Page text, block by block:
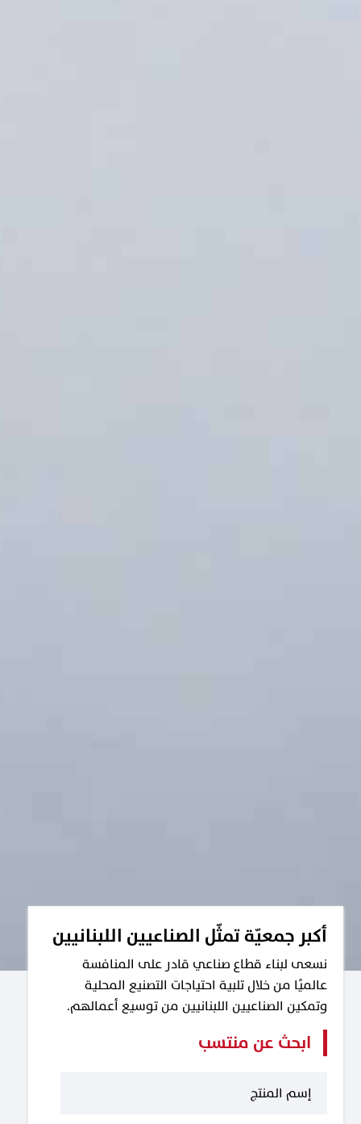
أكبر جمعيّة تمثّل الصناعيين اللبنانيين
نسعى لبناء قطاع صناعي قادر على المنافسة
عالميًا من خلال تلبية احتياجات التصنيع المحلية
وتمكين الصناعيين اللبنانيين من توسيع أعمالهم.
ابحث عن منتسب